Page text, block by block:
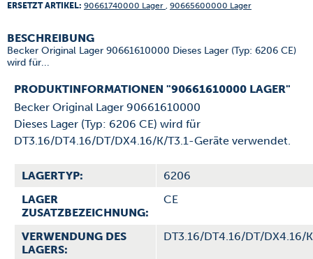
ERSETZT ARTIKEL: 90661740000 Lager , 90665600000 Lager
BESCHREIBUNG
Becker Original Lager 90661610000 Dieses Lager (Typ: 6206 CE)
wird für...
PRODUKTINFORMATIONEN "90661610000 LAGER"
Becker Original Lager 90661610000
Dieses Lager (Typ: 6206 CE) wird für
DT3.16/DT4.16/DT/DX4.16/K/T3.1-Geräte verwendet.
LAGERTYP:
6206
LAGER
ZUSATZBEZEICHNUNG:
CE
VERWENDUNG DES
LAGERS:
DT3.16/DT4.16/DT/DX4.16/